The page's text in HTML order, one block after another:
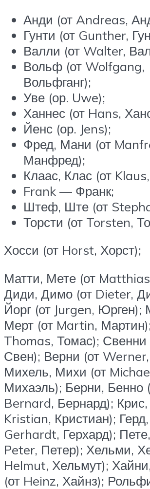
Анди (от Andreas,
Гунти (от Gunther,
Валли (от Walter,
Вольф (от Wolfgang,
Вольфганг);
Уве (ор. Uwe);
Ханнес (от Hans,
Йенс (ор. Jens);
Фред, Мани (от
Манфред);
Клаас, Клас (от
Frank — Франк;
Штеф, Ште (от
Торсти (от Torsten,
Хосси (от Horst, Хорст);
Матти, Мете (от
Диди, Димо (от Dieter,
Йорг (от Jurgen, Юрген);
Мерт (от Martin,
Thomas, Томас); Свенни
Свен); Верни (от
Михель, Михи (от
Михаэль); Берни, Бенно
Bernard, Бернард);
Kristian, Кристиан);
Gerhardt, Герхард);
Peter, Петер); Хельми,
Helmut, Хельмут);
(от Heinz, Хайнз);